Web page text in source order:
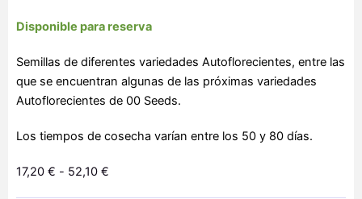
Disponible para reserva
Semillas de diferentes variedades Autoflorecientes, entre las
que se encuentran algunas de las próximas variedades
Autoflorecientes de 00 Seeds.
Los tiempos de cosecha varían entre los 50 y 80 días.
17,20 € - 52,10 €